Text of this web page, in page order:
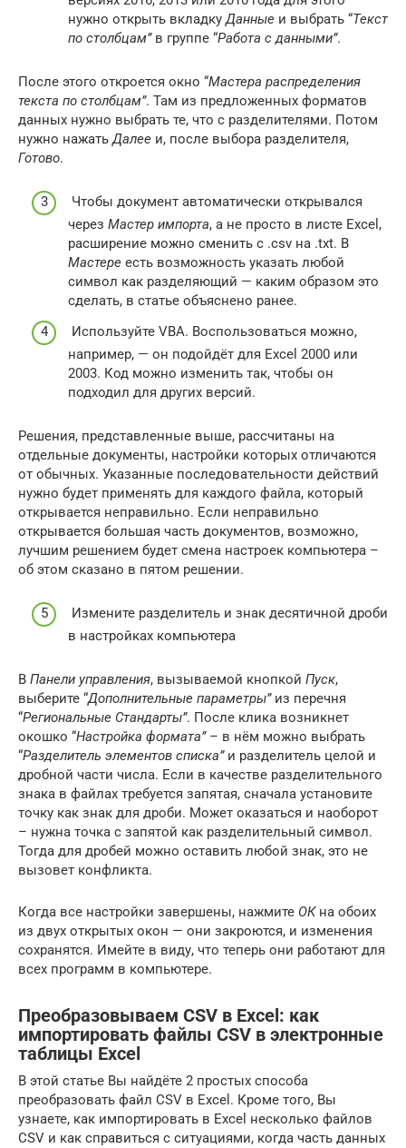
нужно открыть вкладкуДанные и выбрать “Текст
по столбцам”в группе “Работа с данными”.
После этого откроется окно “Мастера распределения
текста по столбцам”. Там из предложенных форматов
данных нужно выбрать те, что с разделителями. Потом
нужно нажатьДалее и, после выбора разделителя,
Готово.
Чтобы документ автоматически открывался
через Мастер импорта, а не просто в листе Excel,
расширение можно сменить с .csv на .txt. В
Мастере есть возможность указать любой
символ как разделяющий — каким образом это
сделать, в статье объяснено ранее.
Используйте VBA. Воспользоваться можно,
например, — он подойдёт для Excel 2000 или
2003. Код можно изменить так, чтобы он
подходил для других версий.
Решения, представленные выше, рассчитаны на
отдельные документы, настройки которых отличаются
от обычных. Указанные последовательности действий
нужно будет применять для каждого файла, который
открывается неправильно. Если неправильно
открывается большая часть документов, возможно,
лучшим решением будет смена настроек компьютера –
об этом сказано в пятом решении.
Измените разделитель и знак десятичной дроби
в настройках компьютера
В Панели управления, вызываемой кнопкой Пуск,
выберите “Дополнительные параметры”из перечня
“Региональные Стандарты”. После клика возникнет
окошко “Настройка формата”– в нём можно выбрать
“Разделитель элементов списка”и разделитель целой и
дробной части числа. Если в качестве разделительного
знака в файлах требуется запятая, сначала установите
точку как знак для дроби. Может оказаться и наоборот
– нужна точка с запятой как разделительный символ.
Тогда для дробей можно оставить любой знак, это не
вызовет конфликта.
Когда все настройки завершены, нажмите ОКна обоих
из двух открытых окон — они закроются, и изменения
сохранятся. Имейте в виду, что теперь они работают для
всех программ в компьютере.
Преобразовываем CSV в Excel: как
импортировать файлы CSV в электронные
таблицы Excel
В этой статье Вы найдёте 2 простых способа
преобразовать файл CSV в Excel. Кроме того, Вы
узнаете, как импортировать в Excel несколько файлов
CSV и как справиться с ситуациями, когда часть данных